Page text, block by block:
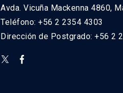
Avda. Vicuña Mackenna 4860,
Teléfono: +56 2 2354 4303
Dirección de Postgrado: +56 2